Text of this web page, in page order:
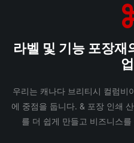
라벨 및 기능 포장재
우리는 캐나다 브리티시 컬럼비
에 중점을 둡니다. & 포장 인쇄
를 더 쉽게 만들고 비즈니스